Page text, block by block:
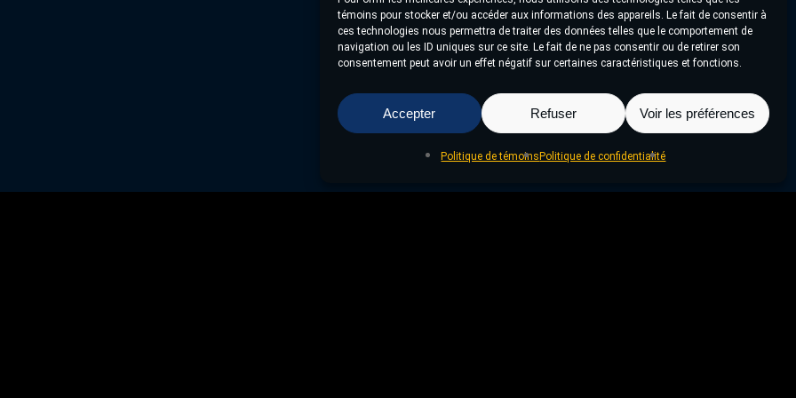
témoins pour stocker et/ou accéder aux informations des appareils. Le fait de consentir à
ces technologies nous permettra de traiter des données telles que le comportement de
navigation ou les ID uniques sur ce site. Le fait de ne pas consentir ou de retirer son
consentement peut avoir un effet négatif sur certaines caractéristiques et fonctions.
Accepter Refuser Voir les préférences
Politique de témoins Politique de confidentialité